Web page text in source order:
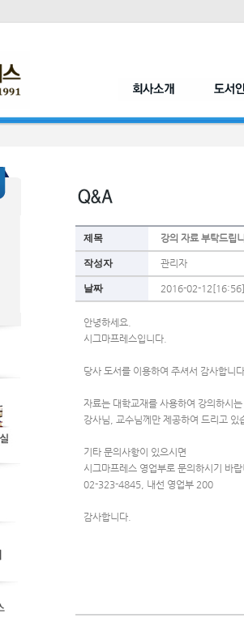
제목 강의 자료 부탁드립
작성자 관리자
날짜 2016-02-12[16:56]
안녕하세요.
시그마프레스입니다.
당사 도서를 이용하여 주셔서 감사합니
자료는 대학교재를 사용하여 강의하시는
강사님, 교수님께만 제공하여 드리고 있
기타 문의사항이 있으시면
시그마프레스 영업부로 문의하시기 바
02-323-4845, 내선 영업부 200
감사합니다.